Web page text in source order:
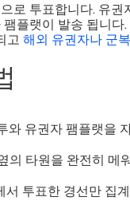
로 투표합니다. 유권
플랫이 발송 됩니다
고 해외 유권자나 군
와 유권자 팸플랫을
의 타원을 완전히 메
서 투표한 경선만 집